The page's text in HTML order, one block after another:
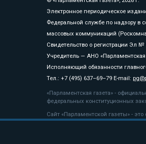
Электронное периодическое
Федеральной службе по надзору в
массовых коммуникаций
Свидетельство о регистрации Эл №
Учредитель — АНО «Парламентская
Исполняющий обязанности
Тел.: +7 (495) 637–69–79 E-mail:
«Парламентская газета» -
федеральных конституционных
Сайт «Парламентской газеты» -
«Парламентской газеты» активная